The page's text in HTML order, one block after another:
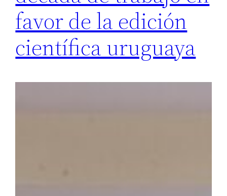
favor de la edición
científica uruguaya